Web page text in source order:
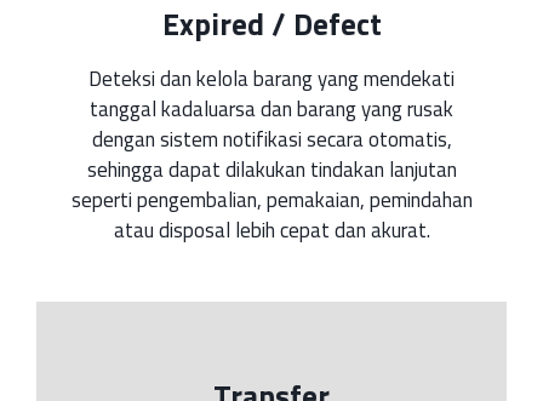
Expired / Defect
Deteksi dan kelola barang yang mendekati
tanggal kadaluarsa dan barang yang rusak
dengan sistem notifikasi secara otomatis,
sehingga dapat dilakukan tindakan lanjutan
seperti pengembalian, pemakaian, pemindahan
atau disposal lebih cepat dan akurat.